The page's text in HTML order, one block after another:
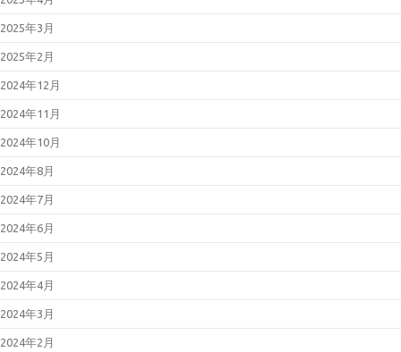
2025年3月
2025年2月
2024年12月
2024年11月
2024年10月
2024年8月
2024年7月
2024年6月
2024年5月
2024年4月
2024年3月
2024年2月